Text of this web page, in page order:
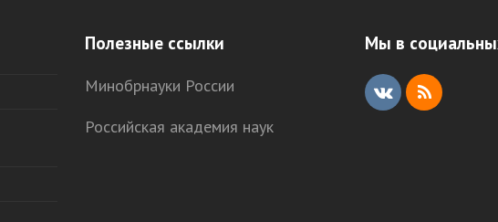
Полезные ссылки
Минобрнауки России
Российская академия наук
Мы в
V
R